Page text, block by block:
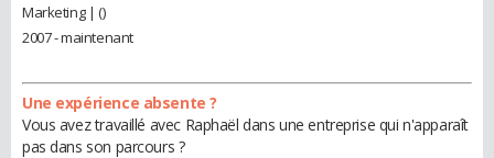
Marketing | ()
2007 - maintenant
Une expérience absente ?
Vous avez travaillé avec Raphaël dans une entreprise qui n'apparaît
pas dans son parcours ?